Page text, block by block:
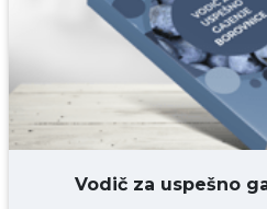
DODAJ
Vodič za uspešno